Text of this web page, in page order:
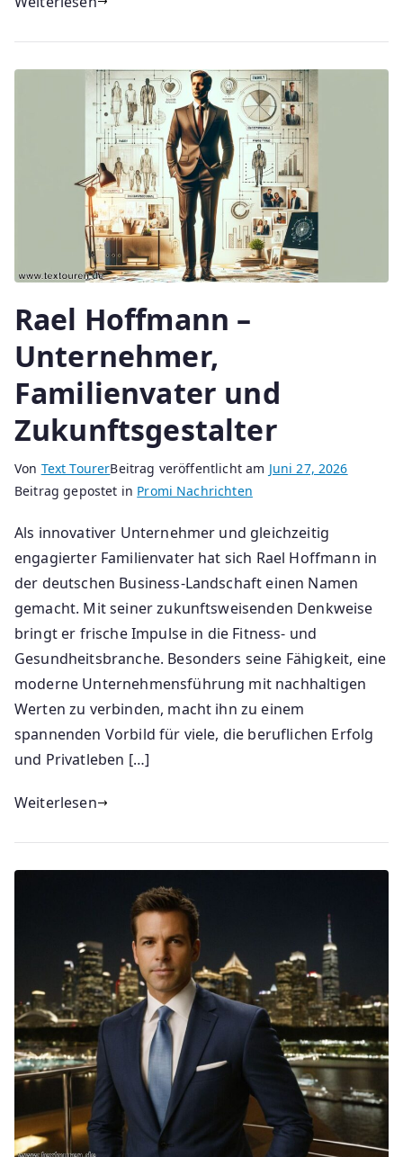
Rael Hoffmann –
Unternehmer,
Familienvater und
Zukunftsgestalter
Von Text TourerBeitrag veröffentlicht am Juni 27, 2026
Beitrag gepostet in Promi Nachrichten
Als innovativer Unternehmer und gleichzeitig
engagierter Familienvater hat sich Rael Hoffmann in
der deutschen Business-Landschaft einen Namen
gemacht. Mit seiner zukunftsweisenden Denkweise
bringt er frische Impulse in die Fitness- und
Gesundheitsbranche. Besonders seine Fähigkeit, eine
moderne Unternehmensführung mit nachhaltigen
Werten zu verbinden, macht ihn zu einem
spannenden Vorbild für viele, die beruflichen Erfolg
und Privatleben […]
Weiterlesen